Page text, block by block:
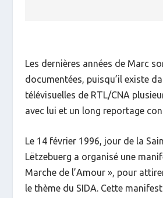
Les dernières années de Marc
documentées, puisqu’il existe
télévisuelles de RTL/CNA
avec lui et un long reportage
Le 14 février 1996, jour de la
Lëtzebuerg a organisé une
Marche de l’Amour », pour
le thème du SIDA. Cette